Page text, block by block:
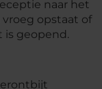
naar het
vroeg opstaat of
geopend.